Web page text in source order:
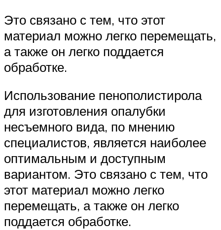
Это связано с тем, что этот
материал можно легко перемещать,
а также он легко поддается
обработке.
Использование пенополистирола
для изготовления опалубки
несъемного вида, по мнению
специалистов, является наиболее
оптимальным и доступным
вариантом. Это связано с тем, что
этот материал можно легко
перемещать, а также он легко
поддается обработке.